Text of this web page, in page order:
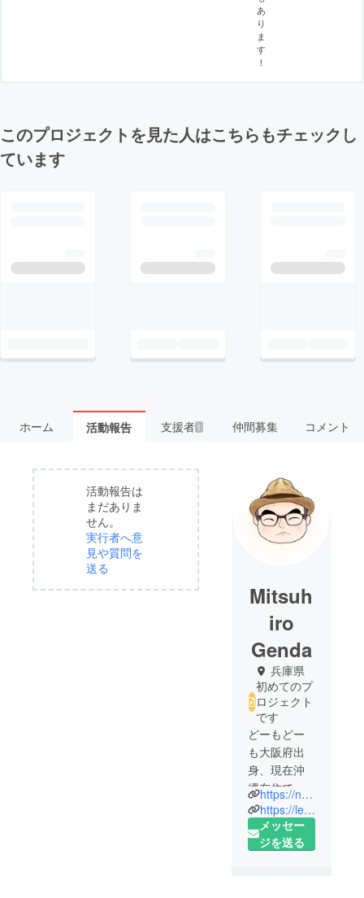
あ
り
ま
す
！
このプロジェクトを見た人はこちらもチェックし
ています
ホーム 活動報告 支援者 1 仲間募集 コメント
活動報告は
まだありま
せん。
実行者へ意
見や質問を
送る
Mitsuh
iro
Genda
兵庫県
初めてのプ
ロジェクト
です
どーもどー
も大阪府出
身、現在沖
縄在住で
す。
まだ経験し
https://note.com/tyutyui78/
https://letterpot.otogimachi.jp/users/10978
メッセー
ジを送る